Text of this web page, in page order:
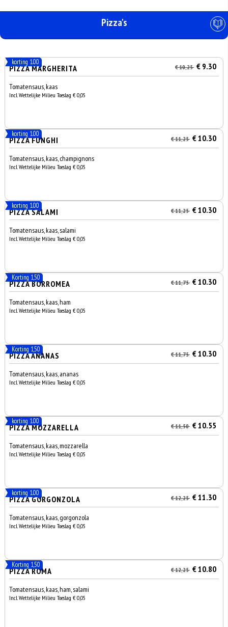
Pizza's
korting 1.00
PIZZA MARGHERITA € 10,25 € 9.30
Tomatensaus, kaas
Incl. Wettelijke Milieu Toeslag € 0,05
korting 1.00
PIZZA FUNGHI € 11,25 € 10.30
Tomatensaus, kaas, champignons
Incl. Wettelijke Milieu Toeslag € 0,05
korting 1.00
PIZZA SALAMI € 11,25 € 10.30
Tomatensaus, kaas, salami
Incl. Wettelijke Milieu Toeslag € 0,05
Korting 1,50
PIZZA BORROMEA € 11,75 € 10.30
Tomatensaus, kaas, ham
Incl. Wettelijke Milieu Toeslag € 0,05
Korting 1,50
PIZZA ANANAS € 11,75 € 10.30
Tomatensaus, kaas, ananas
Incl. Wettelijke Milieu Toeslag € 0,05
korting 1.00
PIZZA MOZZARELLA € 11,50 € 10.55
Tomatensaus, kaas, mozzarella
Incl. Wettelijke Milieu Toeslag € 0,05
korting 1.00
PIZZA GORGONZOLA € 12,25 € 11.30
Tomatensaus, kaas, gorgonzola
Incl. Wettelijke Milieu Toeslag € 0,05
Korting 1,50
PIZZA ROMA € 12,25 € 10.80
Tomatensaus, kaas, ham, salami
Incl. Wettelijke Milieu Toeslag € 0,05